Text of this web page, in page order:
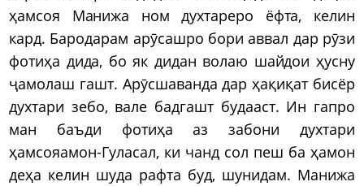
ҳамсоя Манижа ном духтареро ёфта, келин
кард. Бародарам арӯсашро бори аввал дар рӯзи
фотиҳа дида, бо як дидан волаю шайдои ҳусну
ҷамолаш гашт. Арӯсшаванда дар ҳақиқат бисёр
духтари зебо, вале бадгашт будааст. Ин гапро
ман баъди фотиҳа аз забони духтари
ҳамсояамон-Гуласал, ки чанд сол пеш ба ҳамон
деҳа келин шуда рафта буд, шунидам. Манижа